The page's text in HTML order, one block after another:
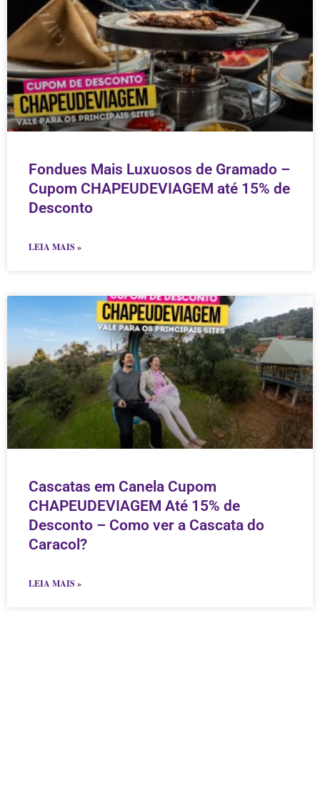
Fondues Mais Luxuosos de Gramado –
Cupom CHAPEUDEVIAGEM até 15% de
Desconto
LEIA MAIS »
Cascatas em Canela Cupom
CHAPEUDEVIAGEM Até 15% de
Desconto – Como ver a Cascata do
Caracol?
LEIA MAIS »